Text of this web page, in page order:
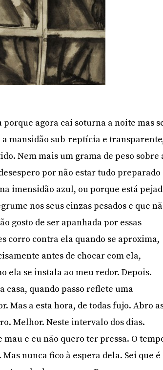
agora cai soturna a noite mas
mansidão sub-reptícia e
Nem mais um grama de peso sobre
por não estar tudo preparado
imensidão azul, ou porque está
nos seus cinzas pesados e que
gosto de ser apanhada por essas
corro contra ela quando se aproxima,
antes de chocar com ela,
ela se instala ao meu redor. Depois.
casa, quando passo reflete uma
Mas a esta hora, de todas fujo. Abro
Melhor. Neste intervalo dos dias.
mau e eu não quero ter pressa. O
nunca fico à espera dela. Sei que é